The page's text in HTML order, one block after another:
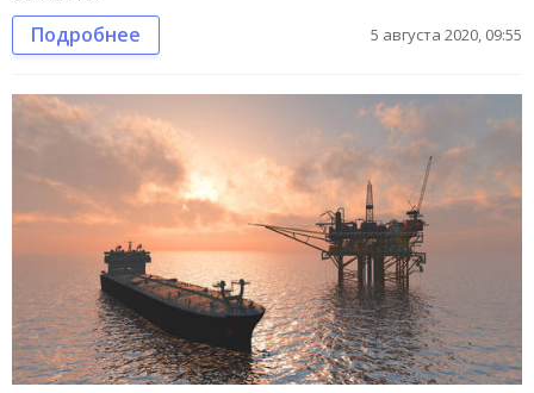
Подробнее 5 августа 2020, 09:55